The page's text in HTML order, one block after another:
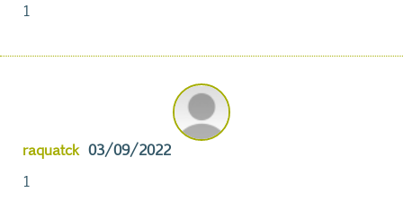
1
raquatck 03/09/2022
1